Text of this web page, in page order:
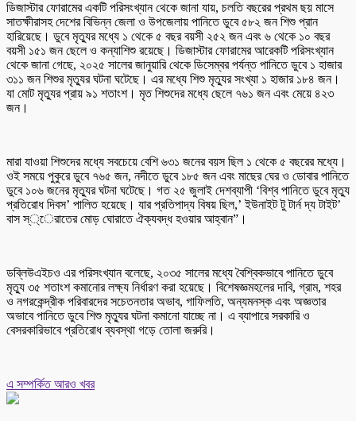
ডিজাস্টার ফোরামের একটি পরিসংখ্যান থেকে জানা যায়, চলতি বছরের প্রথম ছয় মাসে
সাতক্ষীরাসহ দেশের বিভিন্ন জেলা ও উপজেলায় পানিতে ডুবে ৫৮২ জন শিশু প্রান
হারিয়েছে। ডুবে মৃত্যুর মধ্যে ১ থেকে ৫ বছর বয়সী ২৫২ জন এবং ৬ থেকে ১০ বছর
বয়সী ১৫১ জন ছেলে ও কন্যাশিশু রয়েছে। ডিজাস্টার ফোরামের আরেকটি পরিসংখ্যান
থেকে জানা গেছে, ২০২৫ সালের জানুয়ারি থেকে ডিসেম্বর পর্যন্ত পানিতে ডুবে ১ হাজার
৩১১ জন শিশুর মৃত্যুর ঘটনা ঘটেছে। এর মধ্যে শিশু মৃত্যুর সংখ্যা ১ হাজার ১৮৪ জন।
যা মোট মৃত্যুর প্রায় ৯১ শতাংশ। মৃত শিশুদের মধ্যে ছেলে ৭৬১ জন এবং মেয়ে ৪২৩
জন।
মারা যাওয়া শিশুদের মধ্যে সবচেয়ে বেশি ৬৩১ জনের বয়স ছিল ১ থেকে ৫ বছরের মধ্যে।
ওই সময়ে পুকুরে ডুবে ৭৬৫ জন, নদীতে ডুবে ১৮৫ জন এবং মাছের ঘের ও ডোবার পানিতে
ডুবে ১০৬ জনের মৃত্যুর ঘটনা ঘটেছে। গত ২৫ জুলাই দেশব্যাপী ‘বিশ্ব পানিতে ডুবে মৃত্যু
প্রতিরোধ দিবস’ পালিত হয়েছে। যার প্রতিপাদ্য বিষয় ছিল,’ ইউনাইট টু টার্ন দ্য টাইট’
বাস স্্েরাতের মোড় ঘোরাতে ঐক্যবদ্ধ হওয়ার আহ্বান”।
ডব্লিউএইচও এর পরিসংখ্যান বলেছে, ২০৩৫ সালের মধ্যে বৈশ্বিকভাবে পানিতে ডুবে
মৃত্যু ৩৫ শতাংশ কমানোর লক্ষ্য নির্ধারণ করা হয়েছে। বিশেষজ্ঞমহলের দাবি, গ্রাম, শহর
ও নগরকেন্দ্রীক পরিবারদের সচেতনতার অভাব, গাফিলতি, অন্যমনস্ক এবং অজ্ঞতার
অভাবে পানিতে ডুবে শিশু মৃত্যুর ঘটনা কমানো যাচ্ছে না। এ ব্যাপারে সরকারি ও
বেসরকারিভাবে প্রতিরোধ ব্যবস্থা গড়ে তোলা জরুরি।
এ সম্পর্কিত আরও খবর